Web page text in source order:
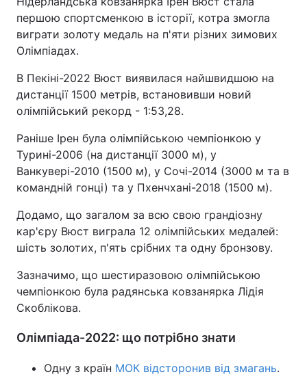
першою спортсменкою в історії, котра змогла
виграти золоту медаль на п'яти різних зимових
Олімпіадах.
В Пекіні-2022 Вюст виявилася найшвидшою на
дистанції 1500 метрів, встановивши новий
олімпійський рекорд - 1:53,28.
Раніше Ірен була олімпійською чемпіонкою у
Турині-2006 (на дистанції 3000 м), у
Ванкувері-2010 (1500 м), у Сочі-2014 (3000 м та в
командній гонці) та у Пхенчхані-2018 (1500 м).
Додамо, що загалом за всю свою грандіозну
кар'єру Вюст виграла 12 олімпійських медалей:
шість золотих, п'ять срібних та одну бронзову.
Зазначимо, що шестиразовою олімпійською
чемпіонкою була радянська ковзанярка Лідія
Скоблікова.
Олімпіада-2022: що потрібно знати
Одну з країн МОК відсторонив від змагань.